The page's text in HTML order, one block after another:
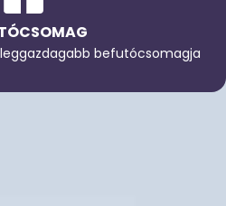
befutócsomagja